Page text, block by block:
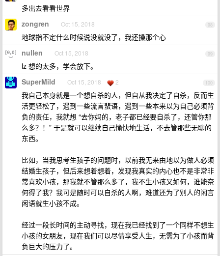
多出去看看世界
98
zongren Oct 15, 2018
地球指不定什么时候说没就没了，我还操那个心
99
nullen Oct 15, 2018
lz 想的太多，学会放下。
100
SuperMild Oct 15, 2018 2
我自己本身就是一个想自杀的人，但自从我决定了自杀，反而生
活更轻松了，遇到一些流言蜚语，遇到一些本来以为自己必须背
负的责任，我就想 “去你妈的，老子都已经要自杀了，还管你那
么多？！” 于是就可以继续自己愉快地生活，不去管那些无聊的
东西。
比如，当我思考生孩子的问题时，以前我无来由地以为做人必须
结婚生孩子，但后来想着想着，发现我真实的内心也不是非常非
常喜欢小孩，那我就不管那么多了，我不生小孩又如何，谁能奈
何得了我？我可是随时可以自杀的人啊，难道还为了别人的闲言
闲语就生小孩不成。
经过一段长时间的主动寻找，现在我已经找到了一个同样不想生
小孩的女朋友，现在我们可以尽情享受人生，无需为了小孩而背
负巨大的压力了。